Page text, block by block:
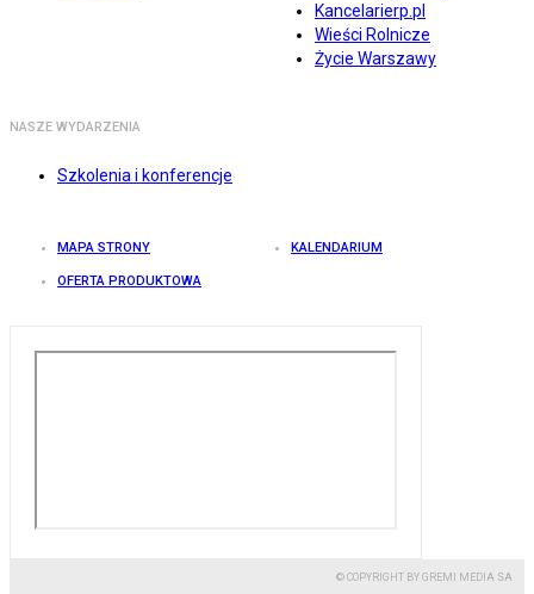
Kancelarierp.pl
Wieści Rolnicze
Życie Warszawy
NASZE WYDARZENIA
Szkolenia i konferencje
MAPA STRONY KALENDARIUM
OFERTA PRODUKTOWA
© COPYRIGHT BY GREMI MEDIA SA